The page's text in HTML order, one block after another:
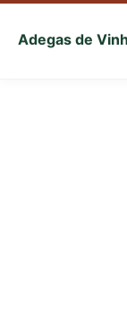
Adegas de
Sua